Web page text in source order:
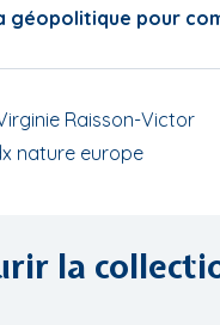
géopolitique pour
Raisson-Victor
nature europe
la